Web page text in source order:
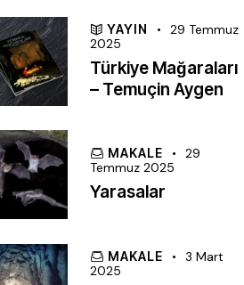
YAYIN
29 Temmuz
2025
Türkiye Mağaraları
– Temuçin Aygen
MAKALE
29
Temmuz 2025
Yarasalar
MAKALE
3 Mart
2025